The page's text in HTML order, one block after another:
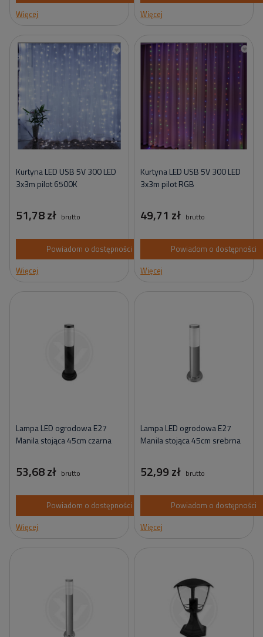
Więcej Więcej
Kurtyna LED USB 5V 300 LED
3x3m pilot 6500K
51,78 zł brutto
Powiadom o dostępności
Więcej
Kurtyna LED USB 5V 300 LED
3x3m pilot RGB
49,71 zł brutto
Powiadom o dostępności
Więcej
Lampa LED ogrodowa E27
Manila stojąca 45cm czarna
53,68 zł brutto
Powiadom o dostępności
Więcej
Lampa LED ogrodowa E27
Manila stojąca 45cm srebrna
52,99 zł brutto
Powiadom o dostępności
Więcej